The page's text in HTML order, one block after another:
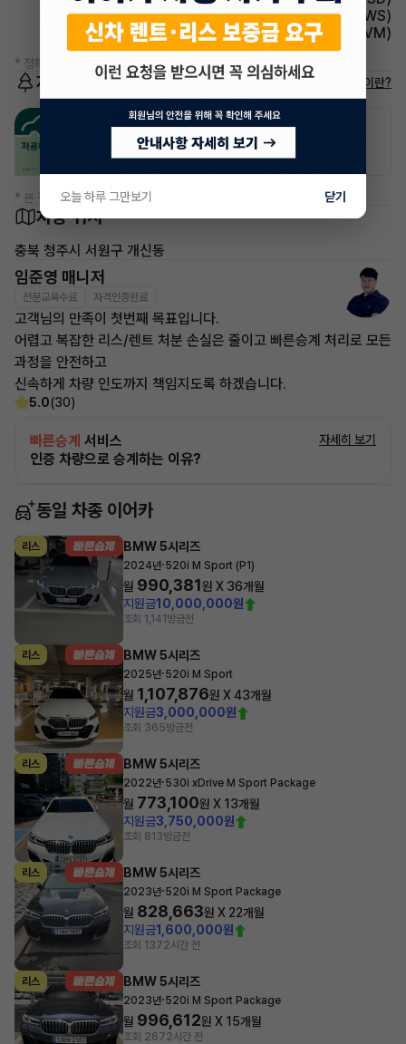
주행안전 차선이탈경보(LDWS)
주차보조 어라운드뷰(AVM)
* 정확한 정보는 판매자와 반드시 확인하시기 바랍니다.
저공해차량 정보 저공해차량이란?
공항주차장
50% 할인
공영주차장
50% 할인
* 본 정보는 지자체마다 다를 수 있으니 실제 정보와 확인해 주세요.
차량 위치
충북 청주시 서원구 개신동
임준영 매니저
전문교육수료 자격인증완료
고객님의 만족이 첫번째 목표입니다.
어렵고 복잡한 리스/렌트 처분 손실은 줄이고 빠른승계 처리로 모든
과정을 안전하고
신속하게 차량 인도까지 책임지도록 하겠습니다.
5.0(30)
빠른승계 서비스
인증 차량으로 승계하는 이유?
자세히 보기
동일 차종 이어카
리스 BMW 5시리즈
2024년·520i M Sport (P1)
월 990,381원 X 36개월
지원금10,000,000원
조회 1,141 방금전
리스 BMW 5시리즈
2025년·520i M Sport
월 1,107,876원 X43개월
지원금3,000,000원
조회 365방금전
리스 BMW 5시리즈
2022년·530i xDrive M Sport Package
월 773,100원 X 13개월
지원금3,750,000원
조회 813방금전
리스 BMW 5시리즈
2023년·520i M Sport Package
월 828,663원 X 22개월
지원금1,600,000원
조회 1372시간 전
리스 BMW 5시리즈
2023년·520i M Sport Package
월 996,612원 X 15개월
조회 2672시간 전
오늘 하루 그만보기 닫기